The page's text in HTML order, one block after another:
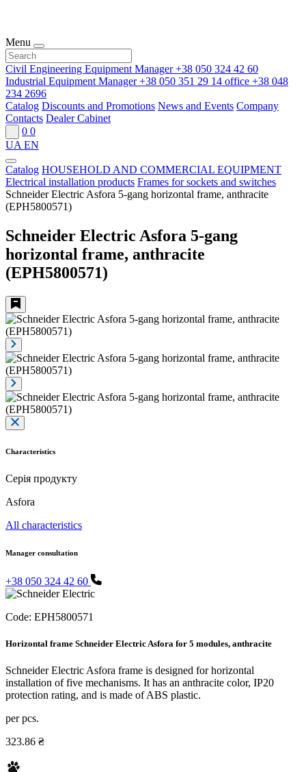
Menu
Civil Engineering Equipment Manager+38 050 324 42 60
Industrial Equipment Manager+38 050 351 29 14 office +38 048
234 2696
Catalog Discounts and Promotions News and Events Company
Contacts Dealer Cabinet
0 0
UA EN
Catalog HOUSEHOLD AND COMMERCIAL EQUIPMENT
Electrical installation products Frames for sockets and switches
Schneider Electric Asfora 5-gang horizontal frame, anthracite
(EPH5800571)
Schneider Electric Asfora 5-gang
horizontal frame, anthracite
(EPH5800571)
Characteristics
Серія продукту
Asfora
All characteristics
Manager consultation
+38 050 324 42 60
Code: EPH5800571
Horizontal frame Schneider Electric Asfora for 5 modules, anthracite
Schneider Electric Asfora frame is designed for horizontal
installation of five mechanisms. It has an anthracite color, IP20
protection rating, and is made of ABS plastic.
per pcs.
323.86 ₴